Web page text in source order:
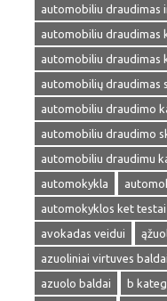
automobiliu draudimas
automobiliu draudimas
automobiliu draudimas
automobilių draudimas
automobiliu draudimo
automobiliu draudimo
automobiliu draudimu
automokykla
automokyklos ket testai
avokadas veidui
azuoliniai virtuves baldai
azuolo baldai
b